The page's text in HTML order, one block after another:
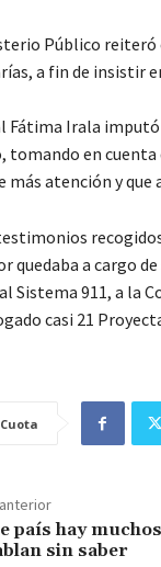
Público reiteró
a fin de insistir
Fátima Irala
tomando en
más atención y
quedaba a cargo
Sistema 911, a la
casi 21
Cuota
país hay
sin saber